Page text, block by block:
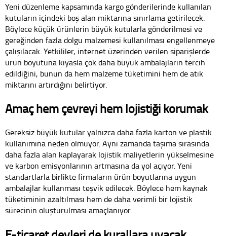
Yeni düzenleme kapsamında kargo gönderilerinde kullanılan
kutuların içindeki boş alan miktarına sınırlama getirilecek.
Böylece küçük ürünlerin büyük kutularla gönderilmesi ve
gereğinden fazla dolgu malzemesi kullanılması engellenmeye
çalışılacak. Yetkililer, internet üzerinden verilen siparişlerde
ürün boyutuna kıyasla çok daha büyük ambalajların tercih
edildiğini, bunun da hem malzeme tüketimini hem de atık
miktarını artırdığını belirtiyor.
Amaç hem çevreyi hem lojistiği korumak
Gereksiz büyük kutular yalnızca daha fazla karton ve plastik
kullanımına neden olmuyor. Aynı zamanda taşıma sırasında
daha fazla alan kaplayarak lojistik maliyetlerin yükselmesine
ve karbon emisyonlarının artmasına da yol açıyor. Yeni
standartlarla birlikte firmaların ürün boyutlarına uygun
ambalajlar kullanması teşvik edilecek. Böylece hem kaynak
tüketiminin azaltılması hem de daha verimli bir lojistik
sürecinin oluşturulması amaçlanıyor.